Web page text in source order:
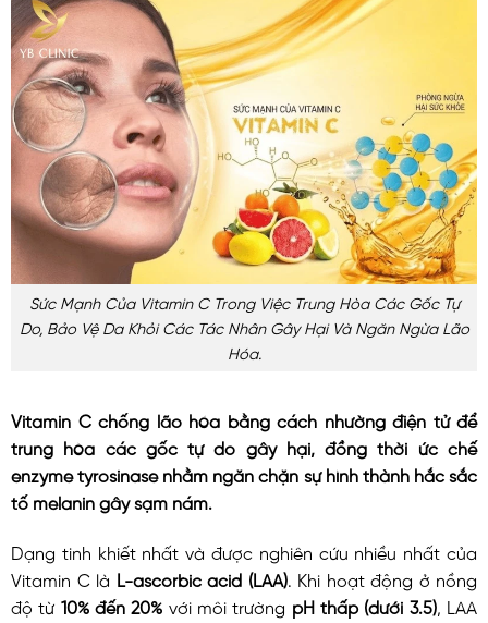
Sức Mạnh Của Vitamin C Trong Việc Trung Hòa Các Gốc Tự
Do, Bảo Vệ Da Khỏi Các Tác Nhân Gây Hại Và Ngăn Ngừa Lão
Hóa.
Vitamin C chống lão hóa bằng cách nhường điện tử để
trung hòa các gốc tự do gây hại, đồng thời ức chế
enzyme tyrosinase nhằm ngăn chặn sự hình thành hắc sắc
tố melanin gây sạm nám.
Dạng tinh khiết nhất và được nghiên cứu nhiều nhất của
Vitamin C là L-ascorbic acid (LAA). Khi hoạt động ở nồng
độ từ 10% đến 20% với môi trường pH thấp (dưới 3.5), LAA